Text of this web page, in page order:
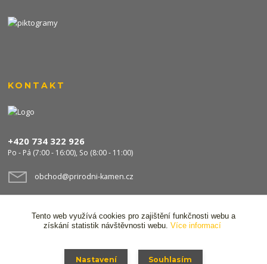
KONTAKT
+420 734 322 926
Po - Pá (7:00 - 16:00), So (8:00 - 11:00)
obchod@prirodni-kamen.cz
Tento web využívá cookies pro zajištění funkčnosti webu a
získání statistik návštěvnosti webu. Více informací
Nastavení Souhlasím